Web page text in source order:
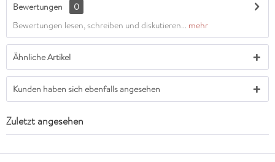
Bewertungen
0
Bewertungen lesen, schreiben und diskutieren... mehr
Ähnliche Artikel
Kunden haben sich ebenfalls angesehen
Zuletzt angesehen